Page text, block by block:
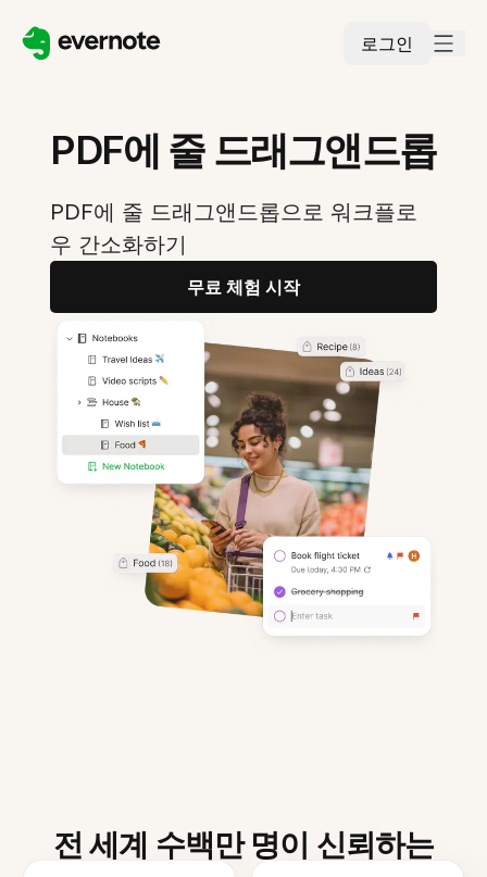
로그인
PDF에 줄 드래그앤드롭
PDF에 줄 드래그앤드롭으로 워크플로
우 간소화하기
무료 체험 시작
전 세계 수백만 명이 신뢰하는